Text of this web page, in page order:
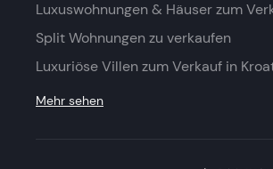
Luxuswohnungen & Häuser zum
Split Wohnungen zu verkaufen
Luxuriöse Villen zum Verkauf in
Mehr sehen